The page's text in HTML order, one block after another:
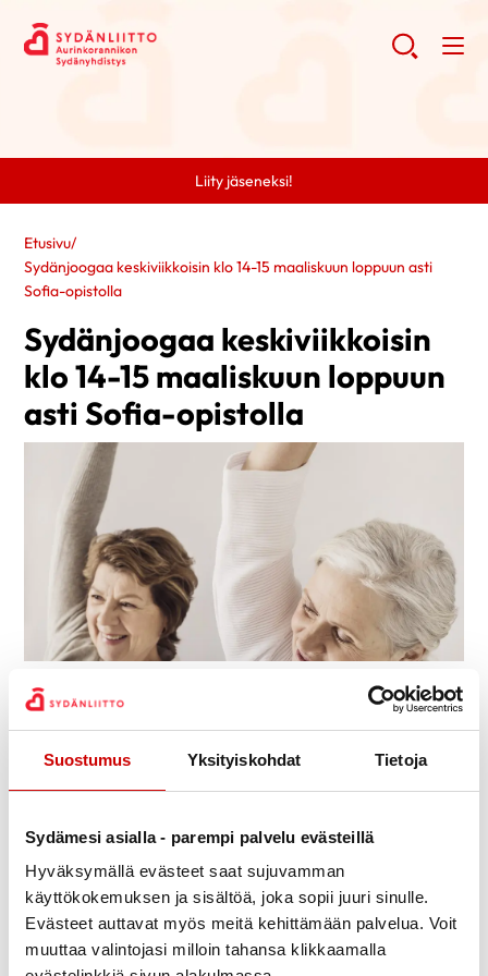
Suostumus Yksityiskohdat Tietoja
Sydämesi asialla - parempi palvelu evästeillä
Hyväksymällä evästeet saat sujuvamman
käyttökokemuksen ja sisältöä, joka sopii juuri sinulle.
Evästeet auttavat myös meitä kehittämään palvelua. Voit
muuttaa valintojasi milloin tahansa klikkaamalla
Liity jäseneksi!
Etusivu/
Sydänjoogaa keskiviikkoisin klo 14-15 maaliskuun loppuun asti
Sofia-opistolla
Sydänjoogaa keskiviikkoisin
klo 14-15 maaliskuun loppuun
asti Sofia-opistolla
Jaa Whatsapp
Jaa Facebook
Jaa Twitter
Yhteistyössä Sofia-opisto ja Aurinkorannikon
Sydänjoogaakeskiviikkoisin klo 14-15maaliskuun
loppuun saakka, ohjaajana Taina Mansikkamäki.
Sydänjoogassa teemme yksinkertaisia ja helppoja
joogaliikkeitä sekä meditaatio- ja
hengitysharjoituksia tuolilla istuen. Liikkeet tehdään